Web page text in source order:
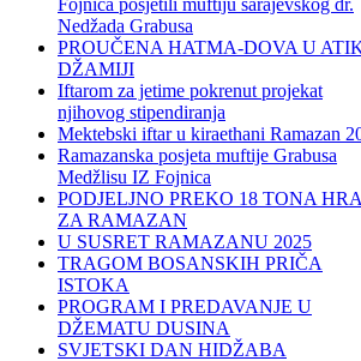
Fojnica posjetili muftiju sarajevskog dr.
Nedžada Grabusa
PROUČENA HATMA-DOVA U
DŽAMIJI
Iftarom za jetime pokrenut projekat
njihovog stipendiranja
Mektebski iftar u kiraethani Ramazan
Ramazanska posjeta muftije Grabusa
Medžlisu IZ Fojnica
PODJELJNO PREKO 18 TONA
ZA RAMAZAN
U SUSRET RAMAZANU 2025
TRAGOM BOSANSKIH PRIČA
ISTOKA
PROGRAM I PREDAVANJE U
DŽEMATU DUSINA
SVJETSKI DAN HIDŽABA